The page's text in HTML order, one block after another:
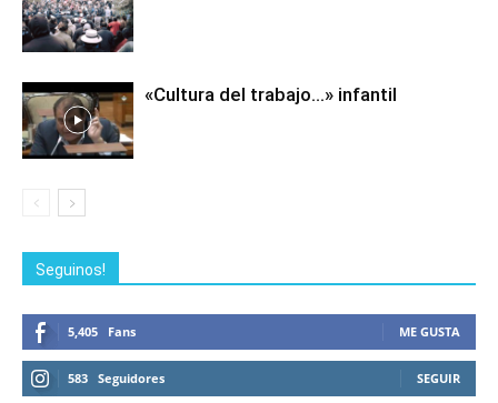
«Cultura del trabajo…» infantil
Seguinos!
5,405 Fans ME GUSTA
583 Seguidores SEGUIR